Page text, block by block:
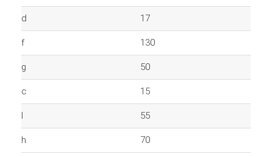
d 17
f 130
g 50
c 15
l 55
h 70